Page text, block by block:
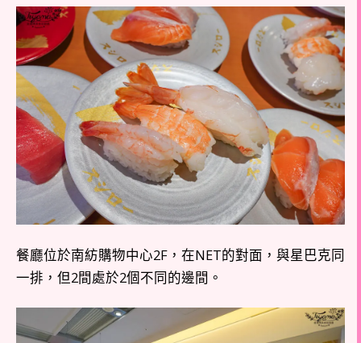
餐廳位於南紡購物中心2F，在NET的對面，與星巴克同
一排，但2間處於2個不同的邊間。